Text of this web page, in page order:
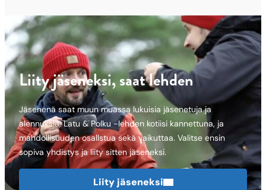
Liity jäseneksi, saat lehden
Jäsenenä saat muun muassa lukuisia jäsenetuja ja
alennuksia, Latu & Polku -lehden kotiisi kannettuna, ja
mahdollisuuden osallstua sekä vaikuttaa. Valitse ensin
sopiva yhdistys ja liity sitten jäseneksi.
Liity jäseneksi